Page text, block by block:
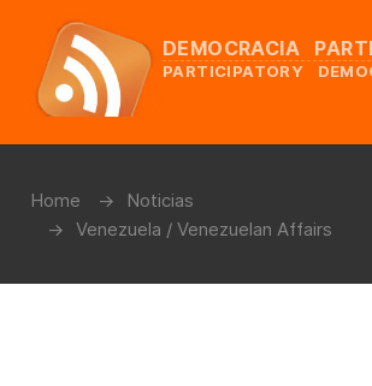
DEMOCRACIA
PARTICIPATORY
Home
Noticias
Venezuela / Venezuelan Affairs